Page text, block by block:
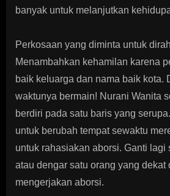
banyak untuk melanjutkan
Perkosaan yang diminta untuk
Menambahkan kehamilan karena
baik keluarga dan nama baik kota.
waktunya bermain! Nurani Wanita
berdiri pada satu baris yang
untuk berubah tempat sewaktu
untuk rahasiakan aborsi. Ganti lagi
atau dengar satu orang yang dekat
mengerjakan aborsi.